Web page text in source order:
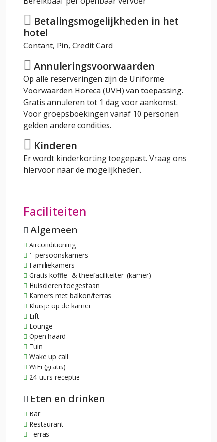
Betalingsmogelijkheden in het
hotel
Contant, Pin, Credit Card
Annuleringsvoorwaarden
Op alle reserveringen zijn de Uniforme
Voorwaarden Horeca (UVH) van toepassing.
Gratis annuleren tot 1 dag voor aankomst.
Voor groepsboekingen vanaf 10 personen
gelden andere condities.
Kinderen
Er wordt kinderkorting toegepast. Vraag ons
hiervoor naar de mogelijkheden.
Faciliteiten
Algemeen
Airconditioning
1-persoonskamers
Familiekamers
Gratis koffie- & theefaciliteiten (kamer)
Huisdieren toegestaan
Kamers met balkon/terras
Kluisje op de kamer
Lift
Lounge
Open haard
Tuin
Wake up call
WiFi (gratis)
24-uurs receptie
Eten en drinken
Bar
Restaurant
Terras